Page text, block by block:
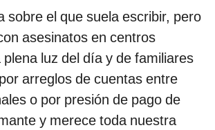
sobre el que suela escribir, pero
asesinatos en centros
luz del día y de familiares
arreglos de cuentas entre
o por presión de pago de
y merece toda nuestra